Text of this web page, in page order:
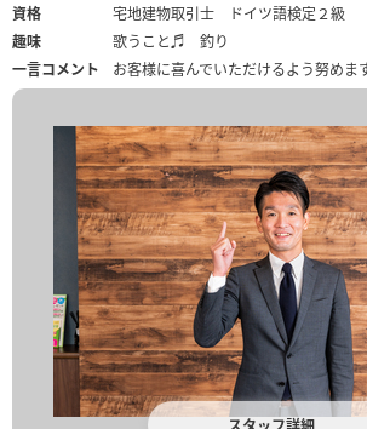
資格
宅地建物取引士 ドイツ語検定２級
趣味
歌うこと♬ 釣り
一言コメント
お客様に喜んでいただけるよう努めま
スタッフ詳細